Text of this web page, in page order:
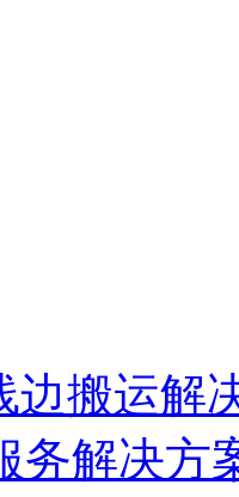
边搬运解
务解决方